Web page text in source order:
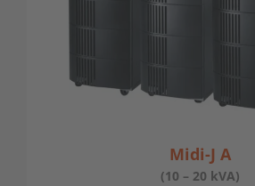
Midi-J A
(10 – 20 kVA)